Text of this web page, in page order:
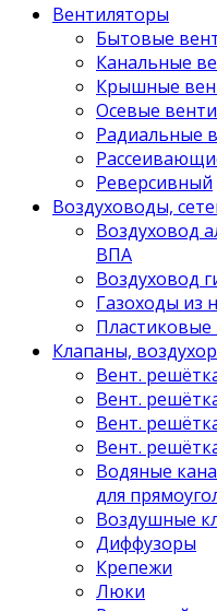
Вентиляторы
Бытовые
Канальные
Крышные
Осевые
Радиальные
Реверсивный
Воздуховоды,
Воздуховод
ВПА
Воздуховод
Газоходы из
Клапаны,
Вент.
Вент.
Вент.
Вент.
Водяные
для
Воздушные
Диффузоры
Крепежи
Люки